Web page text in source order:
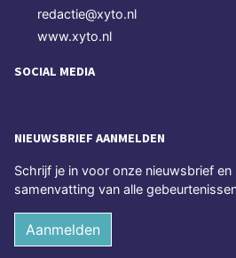
redactie@xyto.nl
www.xyto.nl
SOCIAL MEDIA
NIEUWSBRIEF AANMELDEN
Schrijf je in voor onze nieuwsbrief
samenvatting van alle
Aanmelden